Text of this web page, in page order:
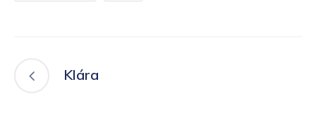
Klára